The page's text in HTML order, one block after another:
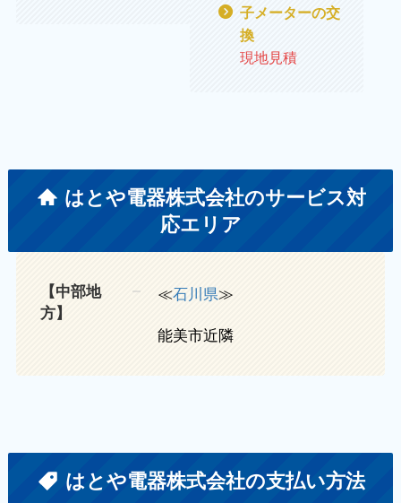
子メーターの交
換
現地見積
はとや電器株式会社のサービス対
応エリア
【中部地
方】
≪石川県≫
能美市近隣
はとや電器株式会社の支払い方法